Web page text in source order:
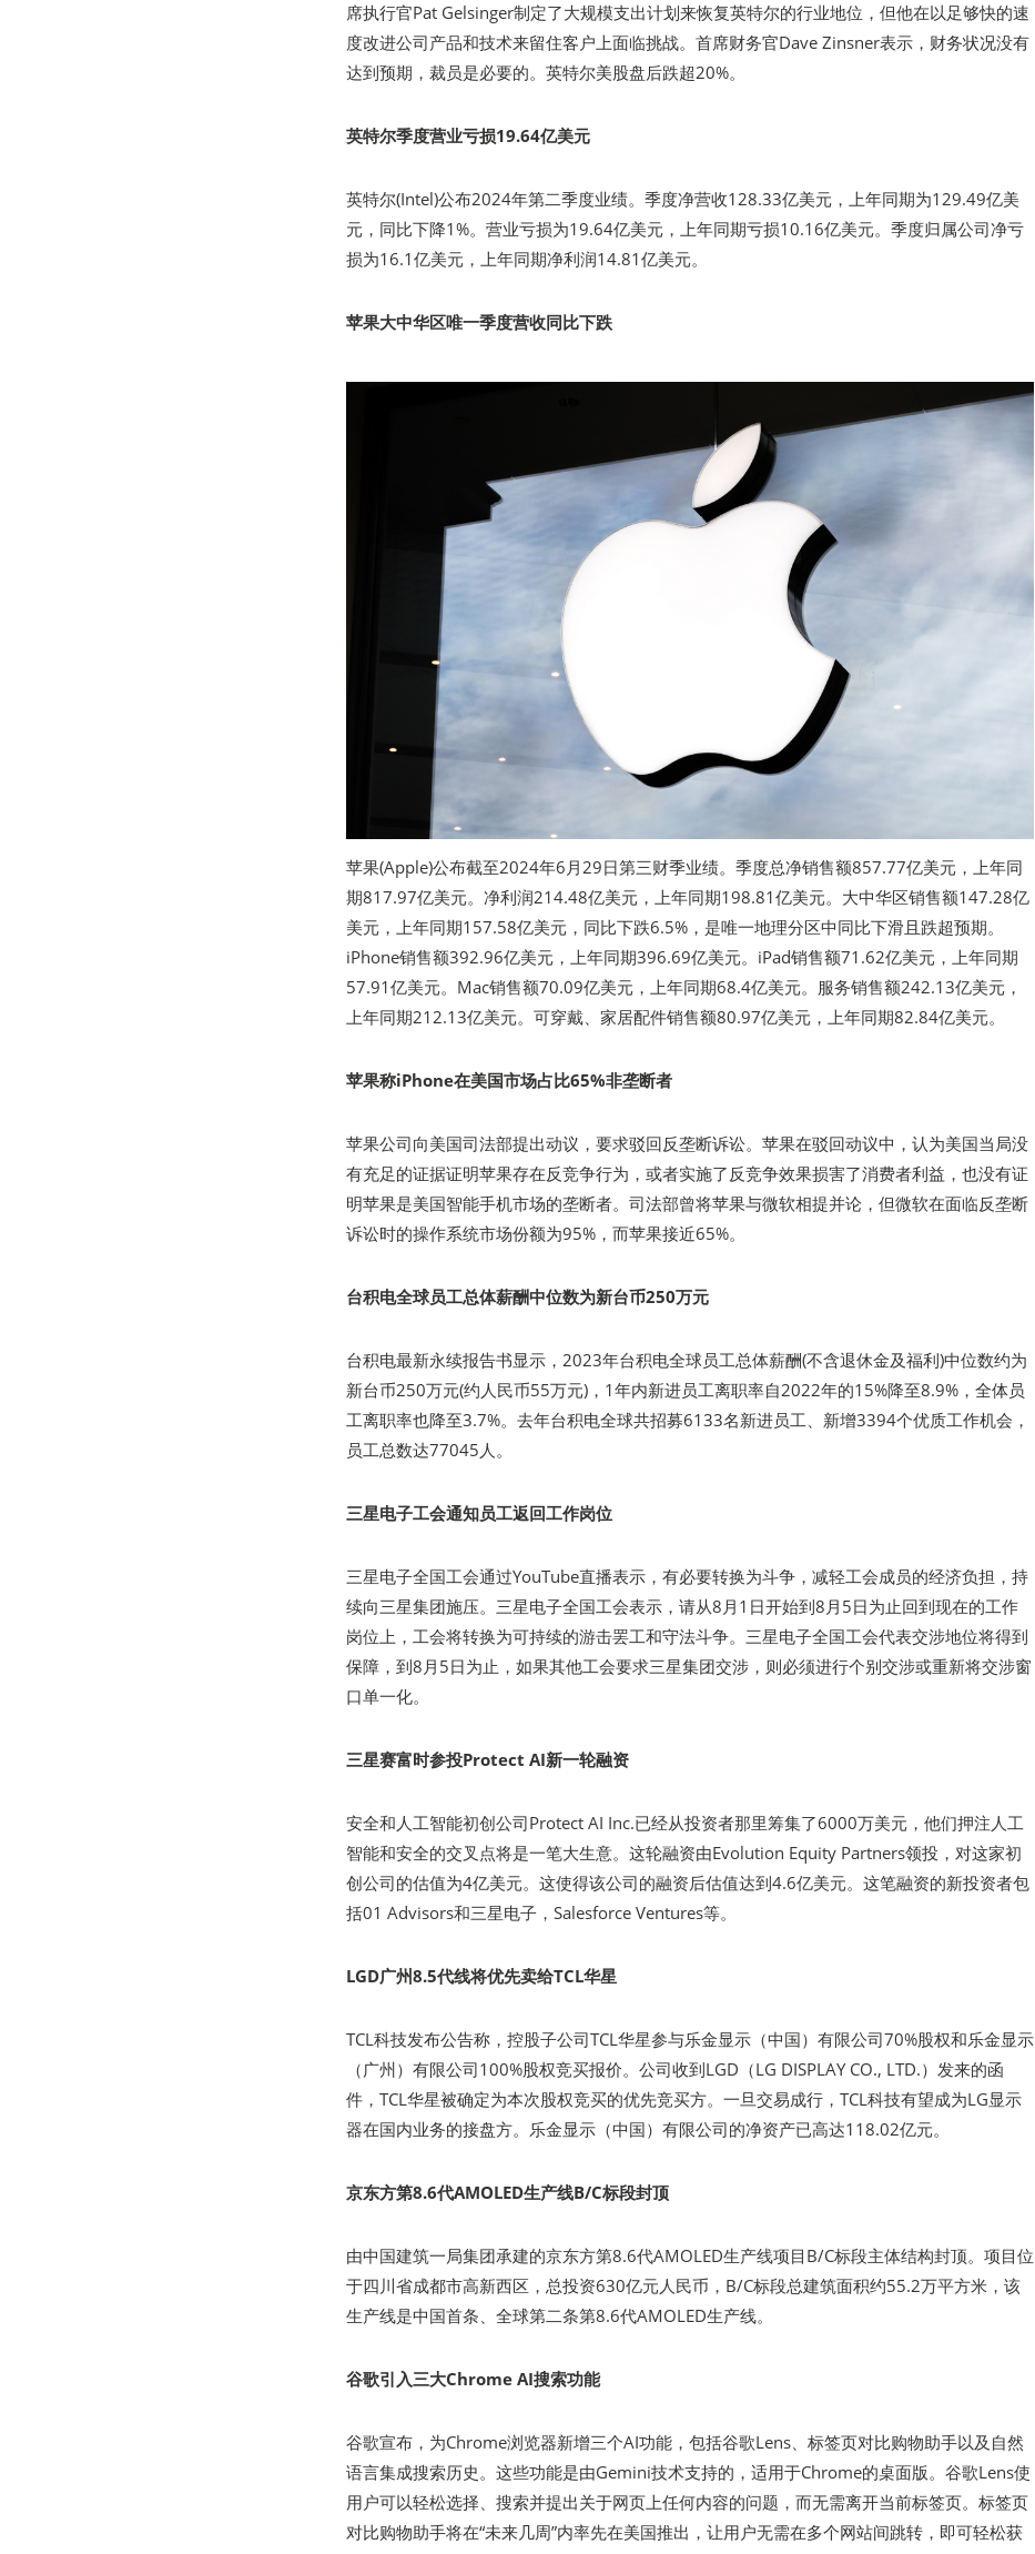
席执行官Pat Gelsinger制定了大规模支出计划来恢复英特尔的行业地位，但他在以足够快的速
度改进公司产品和技术来留住客户上面临挑战。首席财务官Dave Zinsner表示，财务状况没有
达到预期，裁员是必要的。英特尔美股盘后跌超20%。
英特尔季度营业亏损19.64亿美元
英特尔(Intel)公布2024年第二季度业绩。季度净营收128.33亿美元，上年同期为129.49亿美
元，同比下降1%。营业亏损为19.64亿美元，上年同期亏损10.16亿美元。季度归属公司净亏
损为16.1亿美元，上年同期净利润14.81亿美元。
苹果大中华区唯一季度营收同比下跌
苹果(Apple)公布截至2024年6月29日第三财季业绩。季度总净销售额857.77亿美元，上年同
期817.97亿美元。净利润214.48亿美元，上年同期198.81亿美元。大中华区销售额147.28亿
美元，上年同期157.58亿美元，同比下跌6.5%，是唯一地理分区中同比下滑且跌超预期。
iPhone销售额392.96亿美元，上年同期396.69亿美元。iPad销售额71.62亿美元，上年同期
57.91亿美元。Mac销售额70.09亿美元，上年同期68.4亿美元。服务销售额242.13亿美元，
上年同期212.13亿美元。可穿戴、家居配件销售额80.97亿美元，上年同期82.84亿美元。
苹果称iPhone在美国市场占比65%非垄断者
苹果公司向美国司法部提出动议，要求驳回反垄断诉讼。苹果在驳回动议中，认为美国当局没
有充足的证据证明苹果存在反竞争行为，或者实施了反竞争效果损害了消费者利益，也没有证
明苹果是美国智能手机市场的垄断者。司法部曾将苹果与微软相提并论，但微软在面临反垄断
诉讼时的操作系统市场份额为95%，而苹果接近65%。
台积电全球员工总体薪酬中位数为新台币250万元
台积电最新永续报告书显示，2023年台积电全球员工总体薪酬(不含退休金及福利)中位数约为
新台币250万元(约人民币55万元)，1年内新进员工离职率自2022年的15%降至8.9%，全体员
工离职率也降至3.7%。去年台积电全球共招募6133名新进员工、新增3394个优质工作机会，
员工总数达77045人。
三星电子工会通知员工返回工作岗位
三星电子全国工会通过YouTube直播表示，有必要转换为斗争，减轻工会成员的经济负担，持
续向三星集团施压。三星电子全国工会表示，请从8月1日开始到8月5日为止回到现在的工作
岗位上，工会将转换为可持续的游击罢工和守法斗争。三星电子全国工会代表交涉地位将得到
保障，到8月5日为止，如果其他工会要求三星集团交涉，则必须进行个别交涉或重新将交涉窗
口单一化。
三星赛富时参投Protect AI新一轮融资
安全和人工智能初创公司Protect AI Inc.已经从投资者那里筹集了6000万美元，他们押注人工
智能和安全的交叉点将是一笔大生意。这轮融资由Evolution Equity Partners领投，对这家初
创公司的估值为4亿美元。这使得该公司的融资后估值达到4.6亿美元。这笔融资的新投资者包
括01 Advisors和三星电子，Salesforce Ventures等。
LGD广州8.5代线将优先卖给TCL华星
TCL科技发布公告称，控股子公司TCL华星参与乐金显示（中国）有限公司70%股权和乐金显示
（广州）有限公司100%股权竞买报价。公司收到LGD（LG DISPLAY CO., LTD.）发来的函
件，TCL华星被确定为本次股权竞买的优先竞买方。一旦交易成行，TCL科技有望成为LG显示
器在国内业务的接盘方。乐金显示（中国）有限公司的净资产已高达118.02亿元。
京东方第8.6代AMOLED生产线B/C标段封顶
由中国建筑一局集团承建的京东方第8.6代AMOLED生产线项目B/C标段主体结构封顶。项目位
于四川省成都市高新西区，总投资630亿元人民币，B/C标段总建筑面积约55.2万平方米，该
生产线是中国首条、全球第二条第8.6代AMOLED生产线。
谷歌引入三大Chrome AI搜索功能
谷歌宣布，为Chrome浏览器新增三个AI功能，包括谷歌Lens、标签页对比购物助手以及自然
语言集成搜索历史。这些功能是由Gemini技术支持的，适用于Chrome的桌面版。谷歌Lens使
用户可以轻松选择、搜索并提出关于网页上任何内容的问题，而无需离开当前标签页。标签页
对比购物助手将在“未来几周”内率先在美国推出，让用户无需在多个网站间跳转，即可轻松获